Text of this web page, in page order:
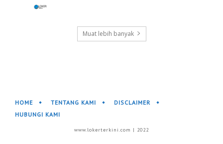
Muat lebih banyak
HOME TENTANG KAMI
DISCLAIMER
HUBUNGI KAMI
www.lokerterkini.com | 2022